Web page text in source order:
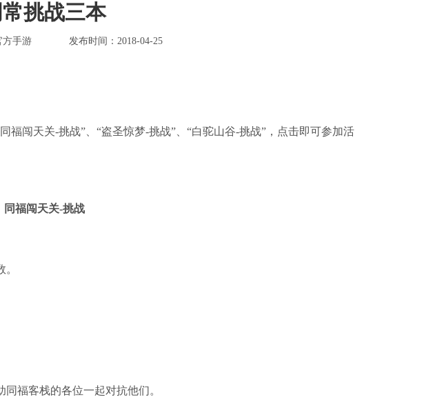
常挑战三本
方手游 发布时间：2018-04-25
闯天关-挑战”、“盗圣惊梦-挑战”、“白驼山谷-挑战”，点击即可参加活
同福闯天关-挑战
福客栈的各位一起对抗他们。